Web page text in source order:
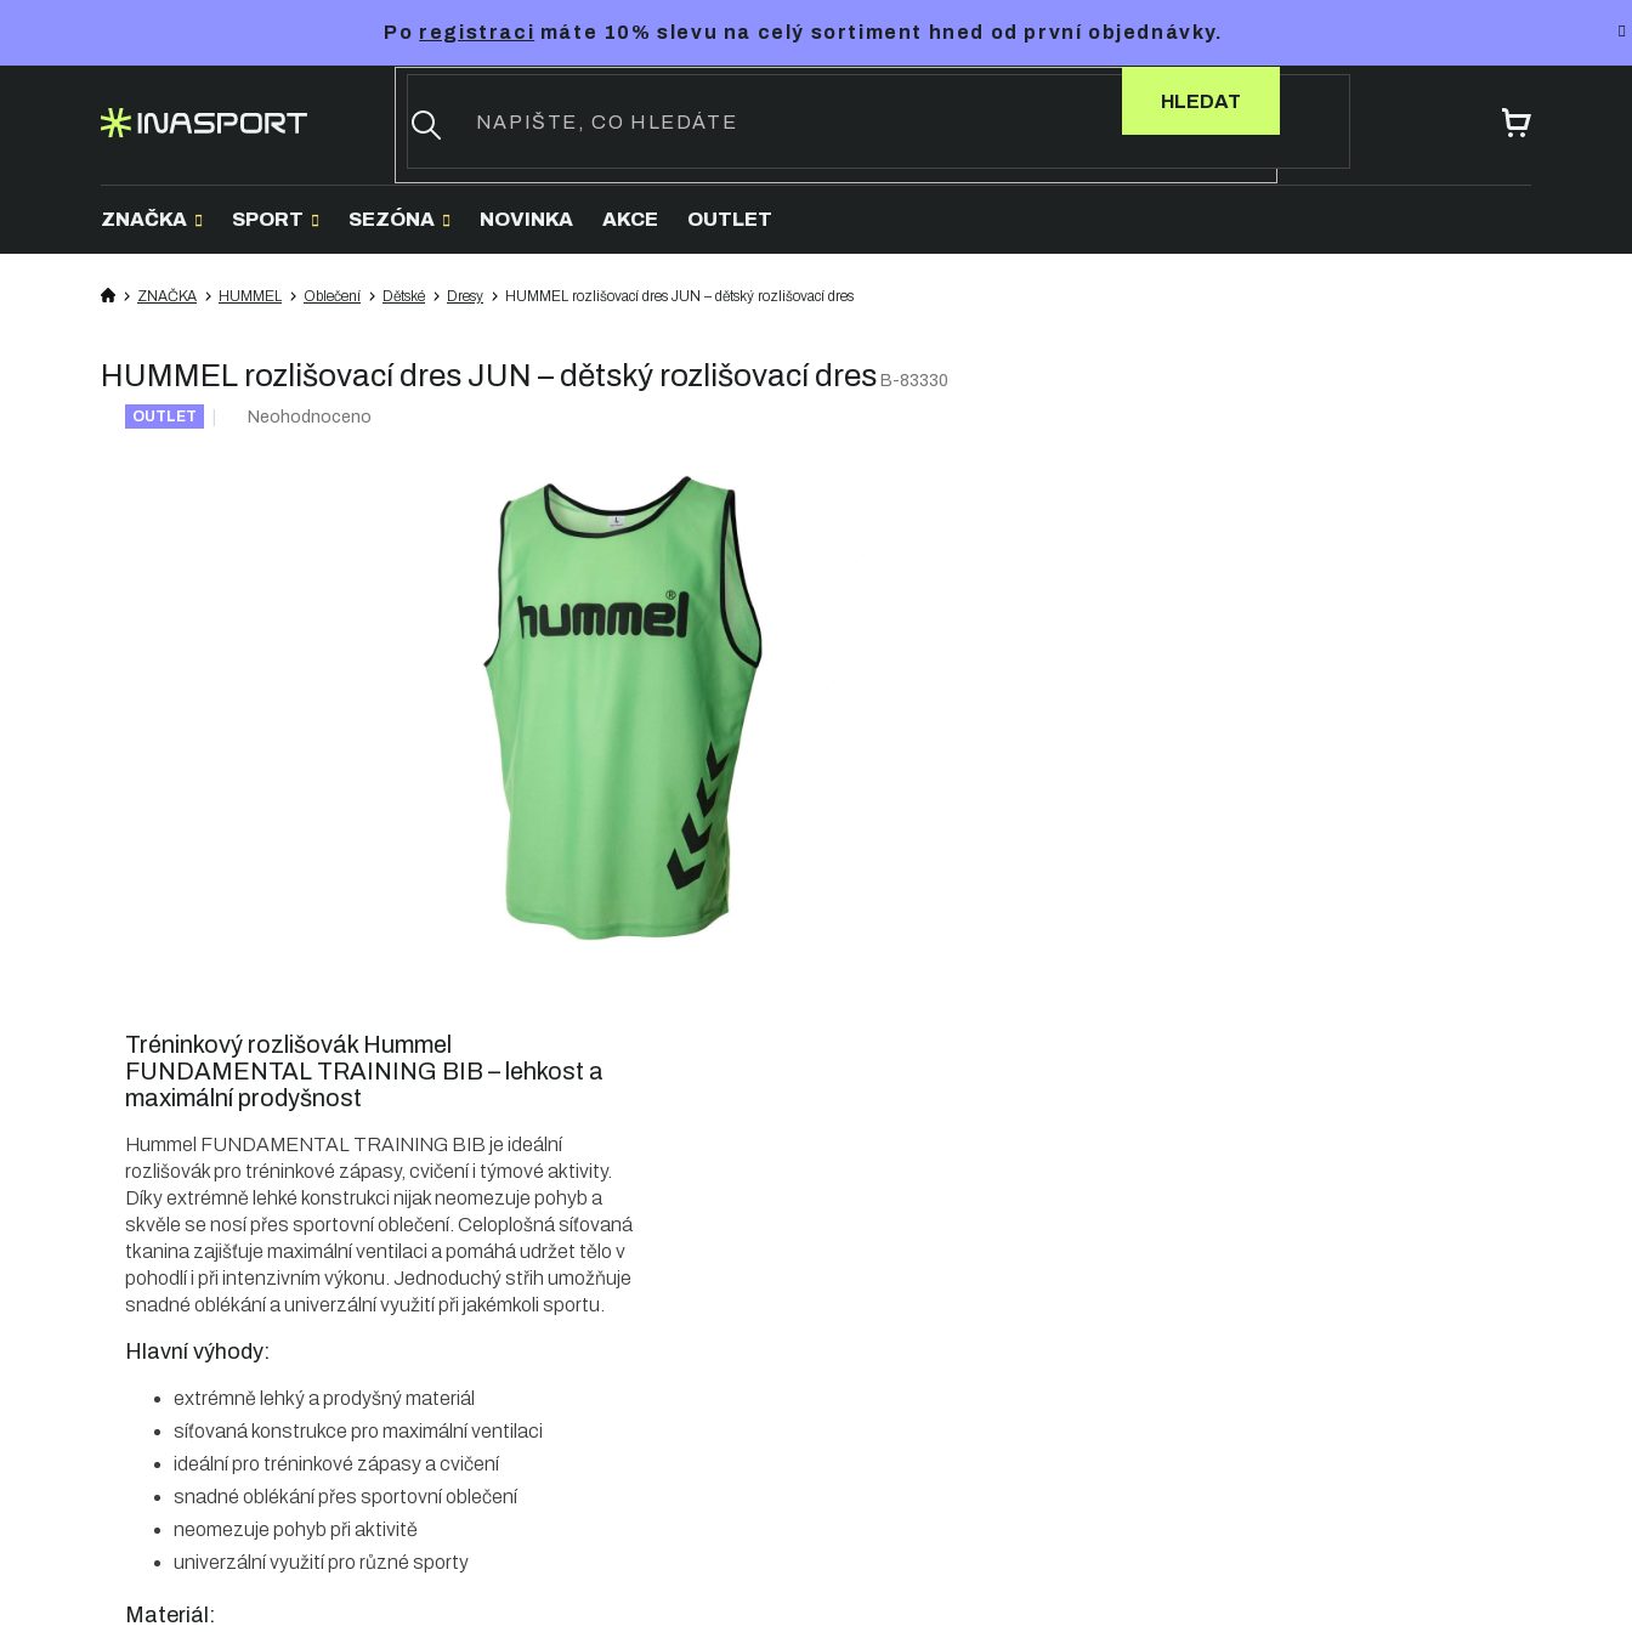
Po registraci máte 10% slevu na celý sortiment hned od první objednávky.
HLEDAT
NÁKUPNÍ
ZNAČKA SPORT SEZÓNA NOVINKA AKCE OUTLET
ZNAČKA HUMMEL Oblečení Dětské Dresy HUMMEL rozlišovací dres JUN – dětský rozlišovací dres
HUMMEL rozlišovací dres JUN – dětský rozlišovací dres B-83330
OUTLET
Průměrné
Neohodnoceno
Tréninkový rozlišovák Hummel
FUNDAMENTAL TRAINING BIB – lehkost a
maximální prodyšnost
Hummel FUNDAMENTAL TRAINING BIB je ideální
rozlišovák pro tréninkové zápasy, cvičení i týmové aktivity.
Díky extrémně lehké konstrukci nijak neomezuje pohyb a
skvěle se nosí přes sportovní oblečení. Celoplošná síťovaná
tkanina zajišťuje maximální ventilaci a pomáhá udržet tělo v
pohodlí i při intenzivním výkonu. Jednoduchý střih umožňuje
snadné oblékání a univerzální využití při jakémkoli sportu.
Hlavní výhody:
extrémně lehký a prodyšný materiál
síťovaná konstrukce pro maximální ventilaci
ideální pro tréninkové zápasy a cvičení
snadné oblékání přes sportovní oblečení
neomezuje pohyb při aktivitě
univerzální využití pro různé sporty
Materiál: